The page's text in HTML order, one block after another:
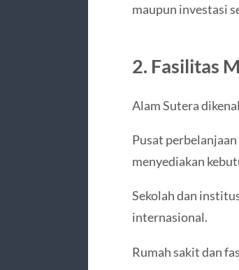
maupun investasi
2. Fasilitas
Alam Sutera
Pusat
menyediakan
Sekolah dan
internasional.
Rumah sakit dan